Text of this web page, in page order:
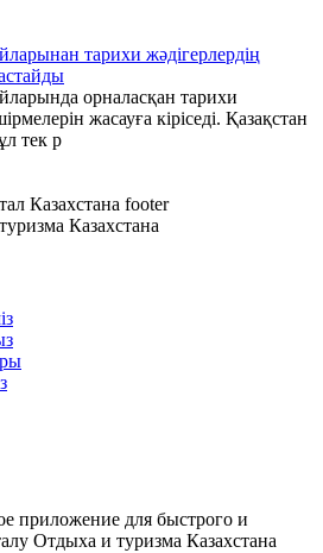
тарихи жәдігерлердің
орналасқан тарихи
жасауға кіріседі. Қазақстан
тек р
Казахстана
приложение для быстрого и
Отдыха и туризма Казахстана